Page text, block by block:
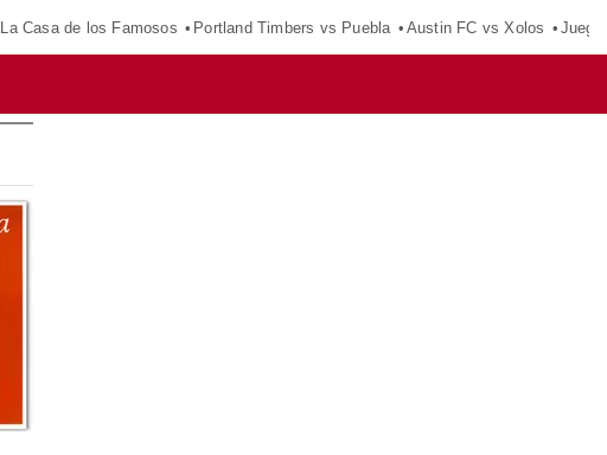
La Casa de los Famosos Portland Timbers vs Puebla Austin FC vs Xolos